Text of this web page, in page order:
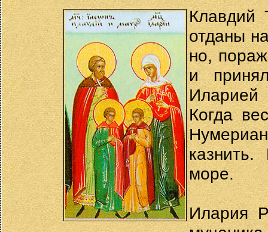
Клавдий
отданы
но,
и
Когда
море.
Илария